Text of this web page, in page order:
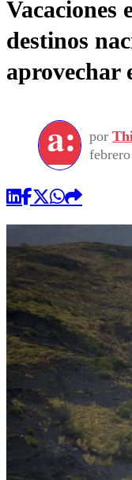
Vacaciones
destinos
aprovechar
por